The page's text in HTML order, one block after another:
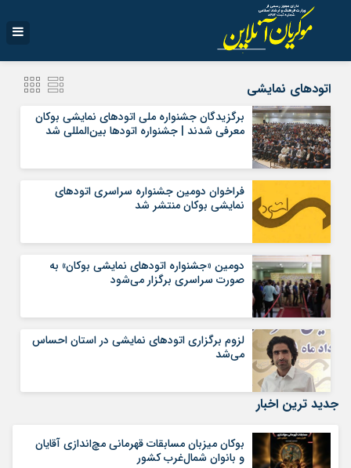
اتودهای نمایشی
برگزیدگان جشنواره ملی اتودهای نمایشی بوکان
معرفی شدند | جشنواره اتودها بین‌المللی شد
فراخوان دومین جشنواره سراسری اتودهای
نمایشی بوکان منتشر شد
دومین «جشنواره اتودهای نمایشی بوکان» به
صورت سراسری برگزار می‌شود
لزوم برگزاری اتودهای نمایشی در استان احساس
می‌شد
جدید ترین اخبار
بوکان میزبان مسابقات قهرمانی مچ‌اندازی آقایان
و بانوان شمال‌غرب کشور